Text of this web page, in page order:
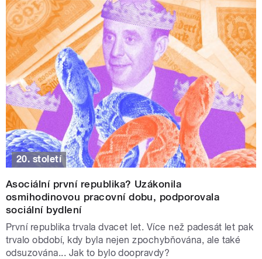
20. století
Asociální první republika? Uzákonila
osmihodinovou pracovní dobu, podporovala
sociální bydlení
První republika trvala dvacet let. Více než padesát let pak
trvalo období, kdy byla nejen zpochybňována, ale také
odsuzována... Jak to bylo doopravdy?